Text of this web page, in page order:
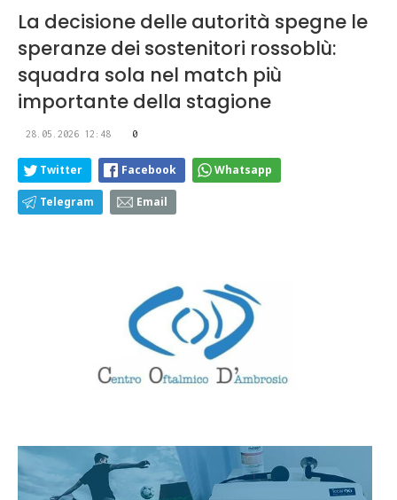
La decisione delle autorità spegne le
speranze dei sostenitori rossoblù:
squadra sola nel match più
importante della stagione
28.05.2026 12:48 0
Twitter Facebook Whatsapp
Telegram Email